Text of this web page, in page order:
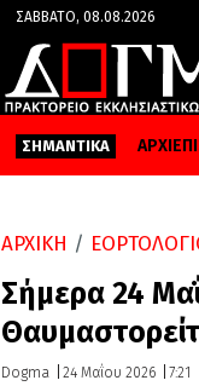
ΣΆΒΒΑΤΟ, 08.08.2026
ΣΗΜΑΝΤΙΚΑ
ΑΡΧΙΚΗ /
Σήμερα 24
Dogma 24 Μαΐου 2026 7:21